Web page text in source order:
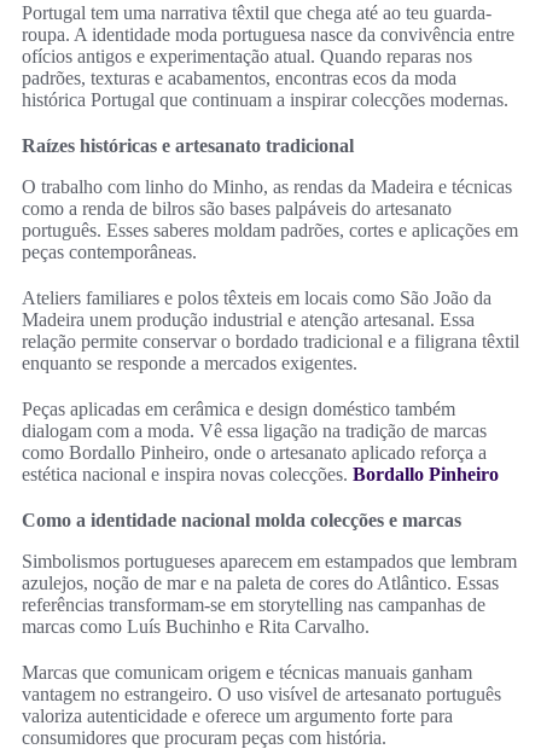
Portugal tem uma narrativa têxtil que chega até ao teu guarda-
roupa. A identidade moda portuguesa nasce da convivência entre
ofícios antigos e experimentação atual. Quando reparas nos
padrões, texturas e acabamentos, encontras ecos da moda
histórica Portugal que continuam a inspirar colecções modernas.
Raízes históricas e artesanato tradicional
O trabalho com linho do Minho, as rendas da Madeira e técnicas
como a renda de bilros são bases palpáveis do artesanato
português. Esses saberes moldam padrões, cortes e aplicações em
peças contemporâneas.
Ateliers familiares e polos têxteis em locais como São João da
Madeira unem produção industrial e atenção artesanal. Essa
relação permite conservar o bordado tradicional e a filigrana têxtil
enquanto se responde a mercados exigentes.
Peças aplicadas em cerâmica e design doméstico também
dialogam com a moda. Vê essa ligação na tradição de marcas
como Bordallo Pinheiro, onde o artesanato aplicado reforça a
estética nacional e inspira novas colecções. Bordallo Pinheiro
Como a identidade nacional molda colecções e marcas
Simbolismos portugueses aparecem em estampados que lembram
azulejos, noção de mar e na paleta de cores do Atlântico. Essas
referências transformam-se em storytelling nas campanhas de
marcas como Luís Buchinho e Rita Carvalho.
Marcas que comunicam origem e técnicas manuais ganham
vantagem no estrangeiro. O uso visível de artesanato português
valoriza autenticidade e oferece um argumento forte para
consumidores que procuram peças com história.